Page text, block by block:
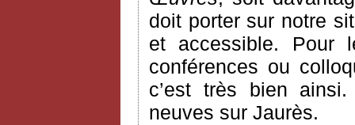
doit porter sur notre
et accessible. Pour
conférences ou
c’est très bien
neuves sur Jaurès.